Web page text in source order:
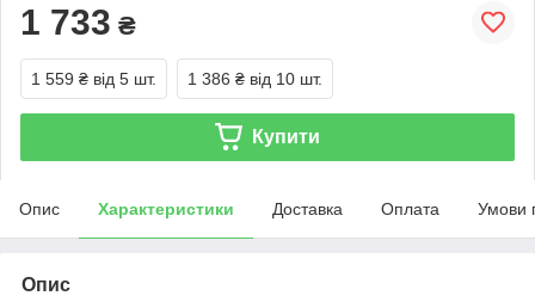
1 733 ₴
1 559 ₴ від 5 шт. 1 386 ₴ від 10 шт.
Купити
Опис Характеристики Доставка Оплата Умови
Опис